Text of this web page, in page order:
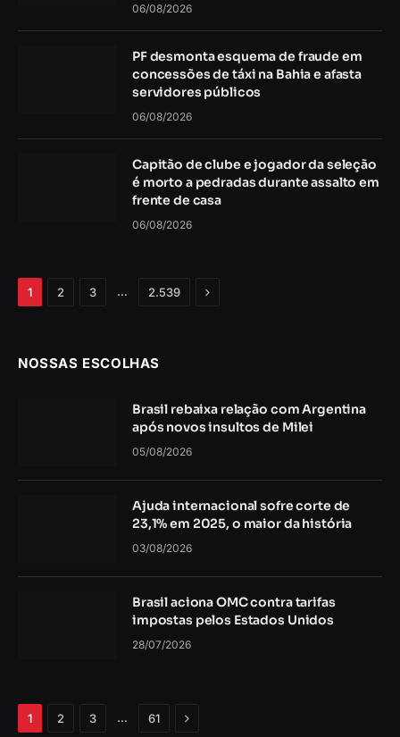
06/08/2026
PF desmonta esquema de fraude em
concessões de táxi na Bahia e afasta
servidores públicos
06/08/2026
Capitão de clube e jogador da seleção
é morto a pedradas durante assalto em
frente de casa
06/08/2026
1 2 3 … 2.539 Próximo
NOSSAS ESCOLHAS
Brasil rebaixa relação com Argentina
após novos insultos de Milei
05/08/2026
Ajuda internacional sofre corte de
23,1% em 2025, o maior da história
03/08/2026
Brasil aciona OMC contra tarifas
impostas pelos Estados Unidos
28/07/2026
1 2 3 … 61 Próximo